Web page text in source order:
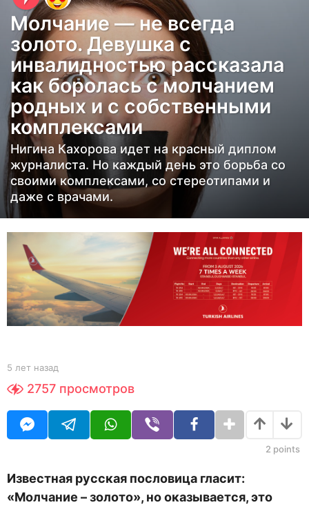
е
т
н
а
з
а
д
5
л
е
т
н
а
а
д
Молчание — не всегда
золото. Девушка с
инвалидностью рассказала
как боролась с молчанием
родных и с собственными
комплексами
Нигина Кахорова идет на красный диплом
журналиста. Но каждый день это борьба со
своими комплексами, со стереотипами и
даже с врачами.
b
Y
5 лет назад
е
н
2757 просмотров
2 points
Известная русская пословица гласит:
«Молчание – золото», но оказывается, это